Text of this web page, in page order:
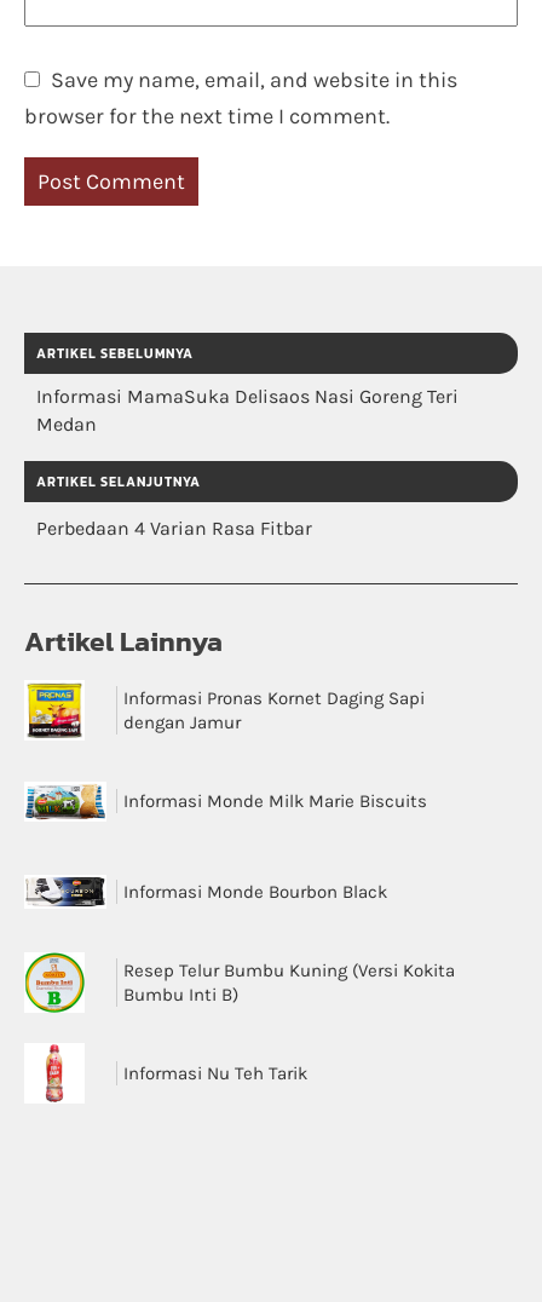
Save my name, email, and website in this
browser for the next time I comment.
ARTIKEL SEBELUMNYA
Informasi MamaSuka Delisaos Nasi Goreng Teri
Medan
ARTIKEL SELANJUTNYA
Perbedaan 4 Varian Rasa Fitbar
Artikel Lainnya
Informasi Pronas Kornet Daging Sapi
dengan Jamur
Informasi Monde Milk Marie Biscuits
Informasi Monde Bourbon Black
Resep Telur Bumbu Kuning (Versi Kokita
Bumbu Inti B)
Informasi Nu Teh Tarik